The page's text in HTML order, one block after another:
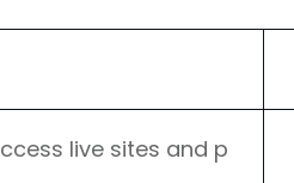
live sites and p